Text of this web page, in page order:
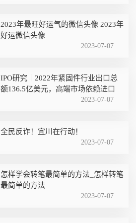
2023年最旺好运气的微信头像 2023年
好运微信头像
2023-07-07
IPO研究｜2022年紧固件行业出口总
额136.5亿美元，高端市场依赖进口
2023-07-07
全民反诈！宜川在行动！
2023-07-07
怎样学会转笔最简单的方法_怎样转笔
最简单的方法
2023-07-07